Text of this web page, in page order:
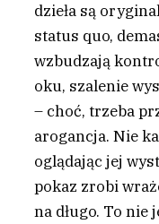
dzieła są
status quo,
wzbudzają
oku, szalenie
– choć, trzeba
arogancja. Nie
oglądając jej
pokaz zrobi
na długo. To